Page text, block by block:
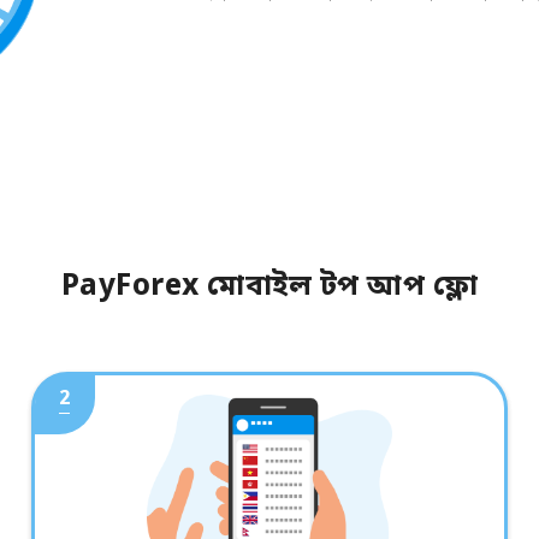
PayForex মোবাইল টপ আপ ফ্লো
2